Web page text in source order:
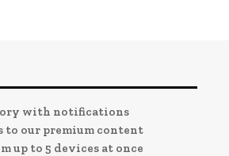
with notifications
to our premium content
up to 5 devices at once